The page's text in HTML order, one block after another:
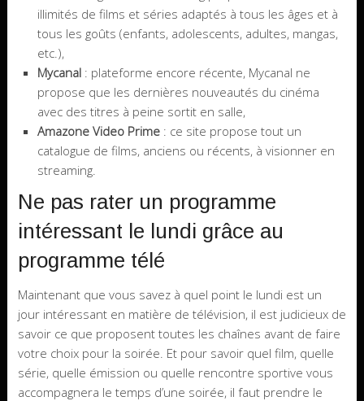
illimités de films et séries adaptés à tous les âges et à
tous les goûts (enfants, adolescents, adultes, mangas,
etc.),
Mycanal: plateforme encore récente, Mycanal ne
propose que les dernières nouveautés du cinéma
avec des titres à peine sortit en salle,
Amazone Video Prime: ce site propose tout un
catalogue de films, anciens ou récents, à visionner en
streaming.
Ne pas rater un programme
intéressant le lundi grâce au
programme télé
Maintenant que vous savez à quel point le lundi est un
jour intéressant en matière de télévision, il est judicieux de
savoir ce que proposent toutes les chaînes avant de faire
votre choix pour la soirée. Et pour savoir quel film, quelle
série, quelle émission ou quelle rencontre sportive vous
accompagnera le temps d’une soirée, il faut prendre le